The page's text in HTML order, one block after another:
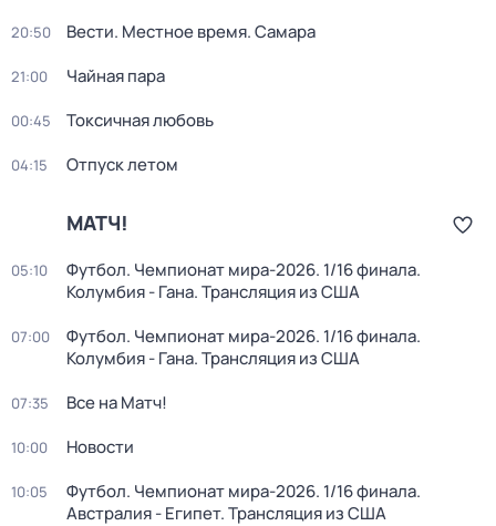
20:50 Вести. Местное время. Самара
21:00 Чайная пара
00:45 Токсичная любовь
04:15 Отпуск летом
МАТЧ!
05:10
Футбол. Чемпионат мира-2026. 1/16 финала.
Колумбия - Гана. Трансляция из США
07:00
Футбол. Чемпионат мира-2026. 1/16 финала.
Колумбия - Гана. Трансляция из США
07:35 Все на Матч!
10:00 Новости
10:05
Футбол. Чемпионат мира-2026. 1/16 финала.
Австралия - Египет. Трансляция из США